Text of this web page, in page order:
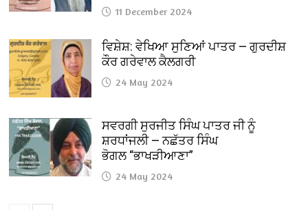
11 December 2024
ਵਿਸ਼ੇਸ਼: ਵੇਖਿਆ ਸੁਣਿਆਂ ਪਾਤਰ — ਗੁਰਦੀਸ਼
ਕੌਰ ਗਰੇਵਾਲ ਕੈਲਗਰੀ
24 May 2024
ਸਵਰਗੀ ਸੁਰਜੀਤ ਸਿੰਘ ਪਾਤਰ ਜੀ ਨੂੰ
ਸ਼ਰਧਾਂਜਲੀ — ਨਛੱਤਰ ਸਿੰਘ
ਭੋਗਲ “ਭਾਖੜੀਆਣਾ”
24 May 2024